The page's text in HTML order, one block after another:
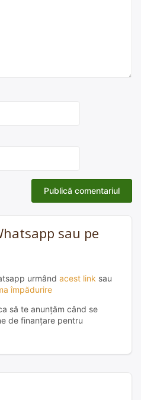
sau pe
urmând acest link sau
împădurire
să te anunțăm când se
de finanțare pentru